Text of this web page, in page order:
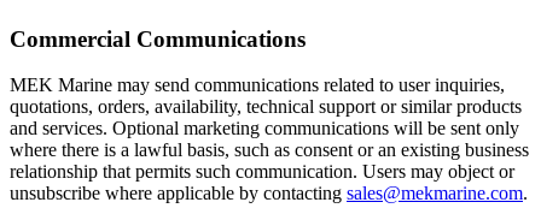
Commercial Communications
MEK Marine may send communications related to user inquiries,
quotations, orders, availability, technical support or similar products
and services. Optional marketing communications will be sent only
where there is a lawful basis, such as consent or an existing business
relationship that permits such communication. Users may object or
unsubscribe where applicable by contacting sales@mekmarine.com.